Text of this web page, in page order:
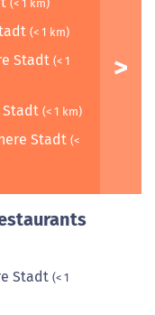
(< 1 km)
(< 1 km)
Stadt (< 1
Stadt (< 1 km)
Stadt (<
Stadt (< 1